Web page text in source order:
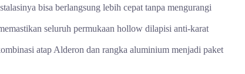
bisa berlangsung lebih cepat tanpa mengurangi
seluruh permukaan hollow dilapisi anti-karat
atap Alderon dan rangka aluminium menjadi paket